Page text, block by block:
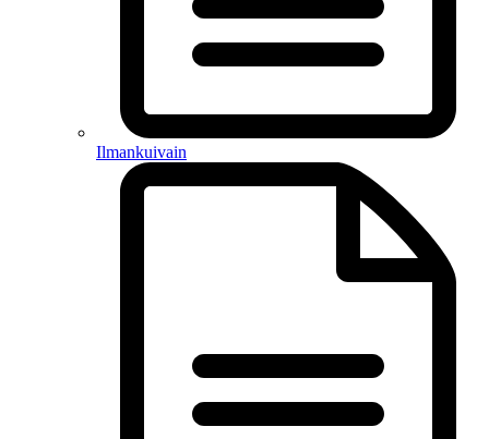
Ilmankuivain